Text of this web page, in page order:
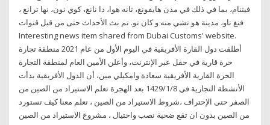
فيتنام، بما في ذلك في مدن هايفونغ، تانه هوا، دا نانغ، كوي نون، نها ترانغ ،
فنغ تاو، مدينة هو تشي منه و كان تو. تم بث الأحداث حتى من قبل قنوات
Interesting news item shared from Dubai Customs' website.
أطلقت دول القارة الأفريقية في اليوم الأول من عام 2021 منطقة تجارة
حرة قارية في حفل عبر الإنترنت، وأعلن الأمين العام لمنطقة التجارة
الحرة القارية الأفريقية سعادة وامكيلي مين، أن الدول الأفريقية بدأت
الأنشطة التجارية في 8‏‏/1‏‏/1429 بعد الهجرة تعلم الاستيراد من الصين من
الصفر حتى الإحتراف ،شروط الاستيراد من الصين ، تعلم معنا كيف تستورد
من الصين بدون ان تقع ضحية نصب واحتيال ، مشروع الاستيراد من الصين